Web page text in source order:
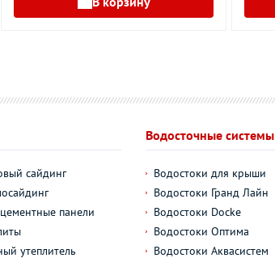
сайдинг
панели
утеплитель
Водосточные системы
Водостоки для крыши
Водостоки Гранд Лайн
Водостоки Docke
Водостоки Оптима
Водостоки Аквасистем